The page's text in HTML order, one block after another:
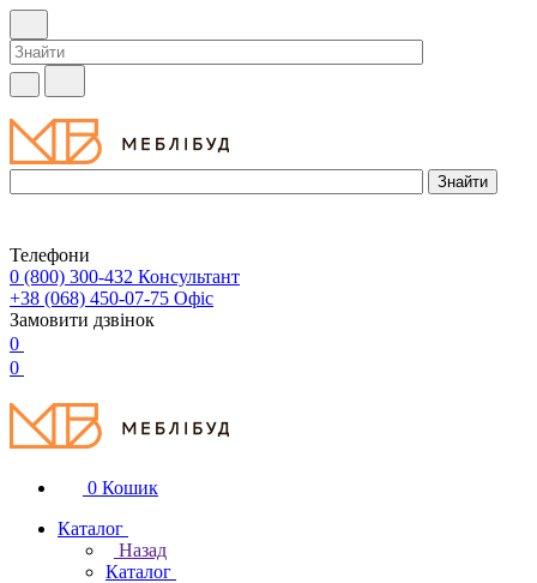
Телефони
0 (800) 300-432 Консультант
+38 (068) 450-07-75 Офіс
Замовити дзвінок
0
0
0 Кошик
Каталог
Назад
Каталог